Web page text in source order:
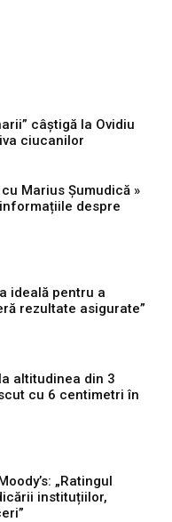
câștigă la Ovidiu
ciucanilor
Marius Șumudică »
despre
ideală pentru a
rezultate asigurate”
altitudinea din 3
cu 6 centimetri în
„Ratingul
instituțiilor,